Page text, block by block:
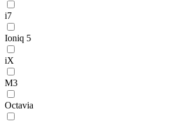
i7
Ioniq 5
iX
M3
Octavia